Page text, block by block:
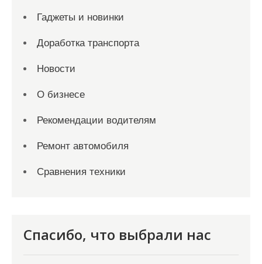
Гаджеты и новинки
Доработка транспорта
Новости
О бизнесе
Рекомендации водителям
Ремонт автомобиля
Сравнения техники
Спасибо, что выбрали нас